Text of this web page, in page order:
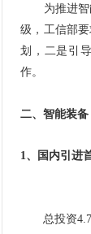
为推进智能
级，工信部
划，二是引
作。
二、智能装备
1、国内引进
总投资4.7